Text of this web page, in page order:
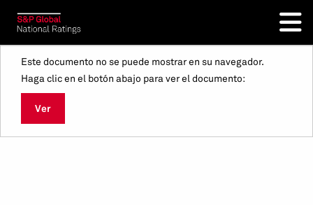
Este documento no se puede mostrar en su navegador.
Haga clic en el botón abajo para ver el documento:
Ver